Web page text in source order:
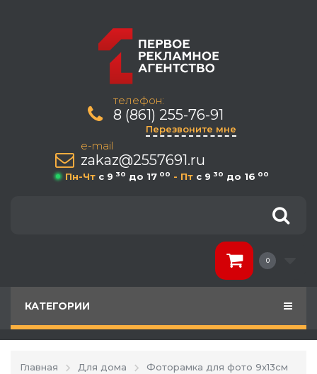
телефон:
8 (861) 255-76-91
Перезвоните мне
e-mail
zakaz@2557691.ru
Пн-Чт c 9 30 до 17 00 - Пт c 9 30 до 16 00
0
КАТЕГОРИИ
Главная Для дома Фоторамка для фото 9х13см